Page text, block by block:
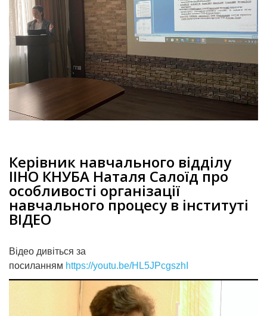
Керівник навчального відділу
ІІНО КНУБА Наталя Салоїд про
особливості організації
навчального процесу в інституті
ВІДЕО
Відео дивіться за
посиланням https://youtu.be/HL5JPcgszhI